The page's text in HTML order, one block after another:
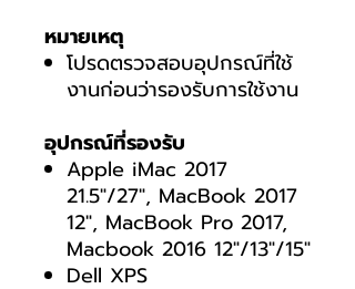
หมายเหตุ
โปรดตรวจสอบอุปกรณ์ที่ใช้
งานก่อนว่ารองรับการใช้งาน
อุปกรณ์ที่รองรับ
Apple iMac 2017
21.5"/27", MacBook 2017
12", MacBook Pro 2017,
Macbook 2016 12"/13"/15"
Dell XPS